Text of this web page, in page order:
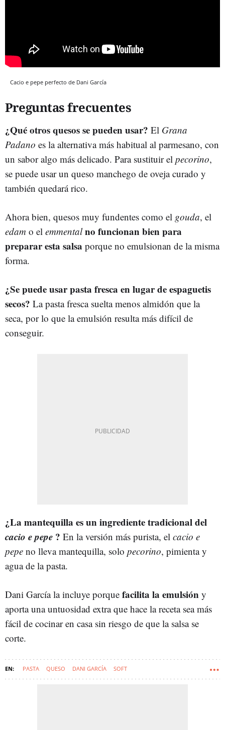
Cacio e pepe perfecto de Dani García
Preguntas frecuentes
¿Qué otros quesos se pueden usar? El Grana
Padano es la alternativa más habitual al parmesano, con
un sabor algo más delicado. Para sustituir el pecorino,
se puede usar un queso manchego de oveja curado y
también quedará rico.
Ahora bien, quesos muy fundentes como el gouda, el
edam o el emmental no funcionan bien para
preparar esta salsa porque no emulsionan de la misma
forma.
¿Se puede usar pasta fresca en lugar de espaguetis
secos? La pasta fresca suelta menos almidón que la
seca, por lo que la emulsión resulta más difícil de
conseguir.
¿La mantequilla es un ingrediente tradicional del
cacio e pepe ? En la versión más purista, el cacio e
pepe no lleva mantequilla, solo pecorino, pimienta y
agua de la pasta.
Dani García la incluye porque facilita la emulsión y
aporta una untuosidad extra que hace la receta sea más
fácil de cocinar en casa sin riesgo de que la salsa se
corte.
PASTA QUESO DANI GARCÍA SOFT